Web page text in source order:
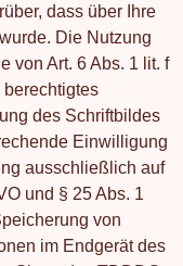
dass über Ihre
Die Nutzung
von Art. 6 Abs. 1 lit. f
berechtigtes
des Schriftbildes
Einwilligung
ausschließlich auf
und § 25 Abs. 1
von
im Endgerät des